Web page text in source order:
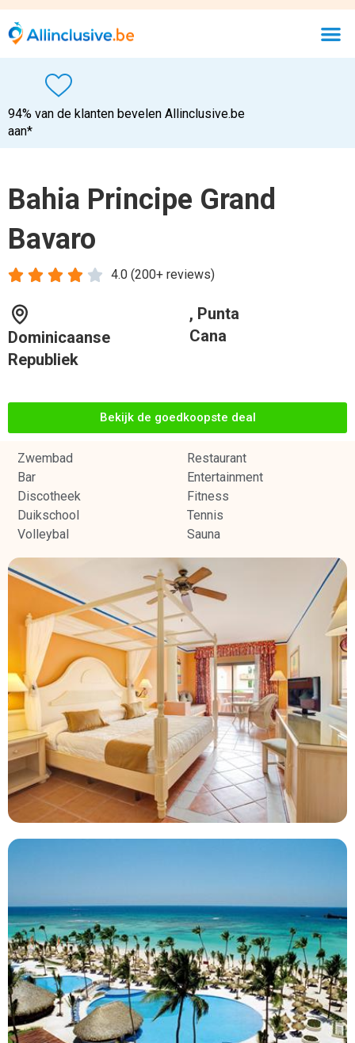
94% van de klanten bevelen Allinclusive.be
aan*
Bahia Principe Grand
Bavaro
4.0 (200+ reviews)
    
Dominicaanse
Republiek
, Punta
Cana
Bekijk de goedkoopste deal
Zwembad
Restaurant
Bar
Entertainment
Discotheek
Fitness
Duikschool
Tennis
Volleybal
Sauna